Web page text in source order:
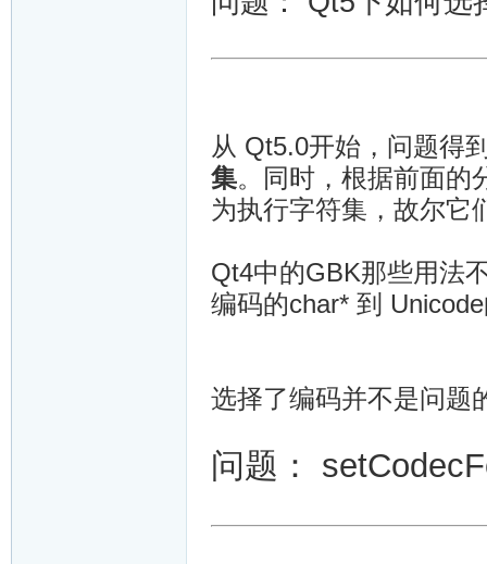
从 Qt5.0开始，问题得
集。同时，根据前面的
为执行字符集，故尔它
Qt4中的GBK那些用法
编码的char* 到
选择了编码并不是问题
问题：